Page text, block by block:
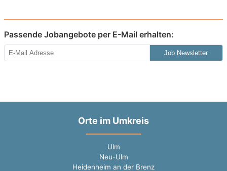
Passende Jobangebote per E-Mail erhalten:
Job Newsletter
Orte im Umkreis
Ulm
Neu-Ulm
Heidenheim an der Brenz